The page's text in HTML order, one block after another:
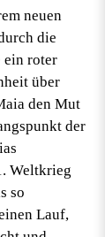
neuen
die
ein roter
über
den Mut
der
Weltkrieg
so
Lauf,